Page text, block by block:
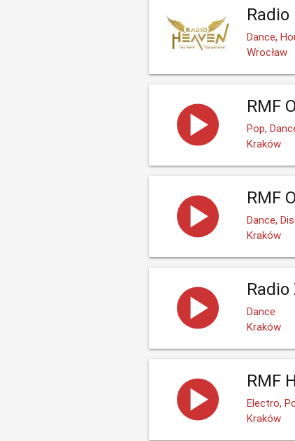
Radio
Dance,
Wrocław
RMF
Pop,
Kraków
RMF
Dance,
Kraków
Radio
Dance
Kraków
RMF
Electro,
Kraków